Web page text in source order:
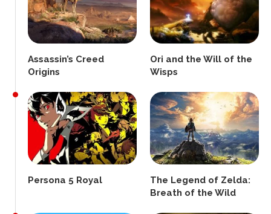
Assassin’s Creed
Origins
Ori and the Will of the
Wisps
Persona 5 Royal
The Legend of Zelda:
Breath of the Wild